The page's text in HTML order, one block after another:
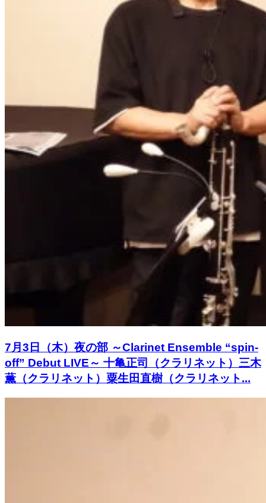
7月3日（木）夜の部 ～Clarinet Ensemble “spin-
off” Debut LIVE～ 十亀正司（クラリネット）三木
薫（クラリネット）粟生田直樹（クラリネット...